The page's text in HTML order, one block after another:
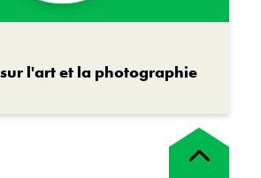
l'art et la photographie
Retour
en